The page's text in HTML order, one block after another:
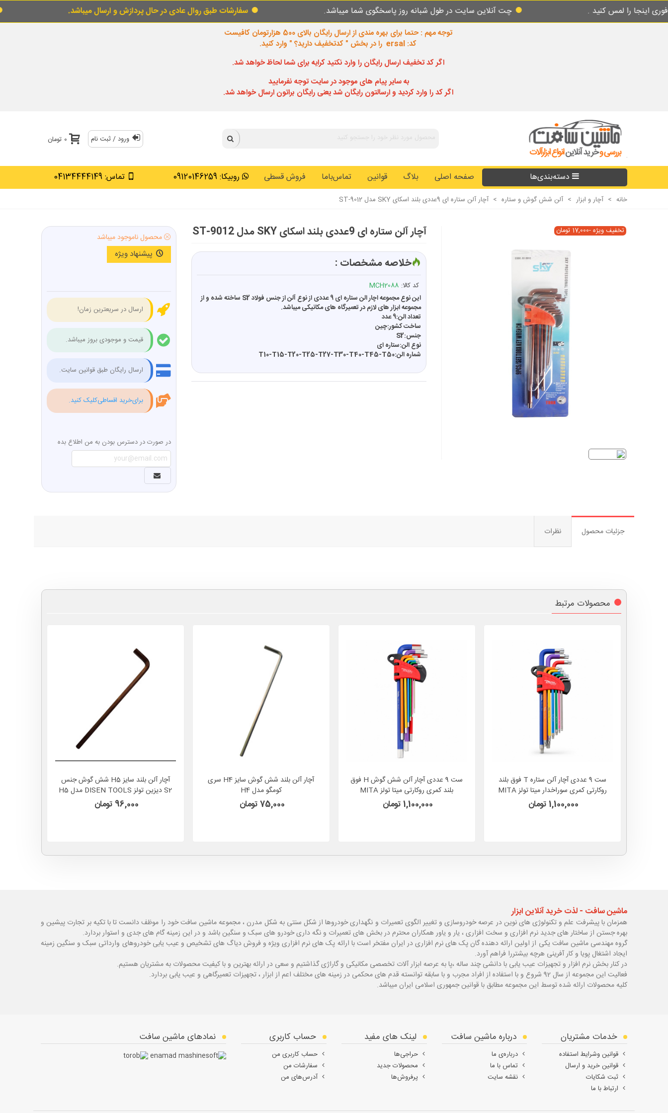
کنید . چت آنلاین سایت در طول شبانه روز پاسخگوی شما میباشد. سفارشات طبق روال عادی در حال پردازش و ارسال میباشد.
برای خرید
توجه مهم : حتما برای بهره مندی از ارسال رایگان بالای 500 هزارتومان کافیست
کد: ersal را در بخش " کدتخفیف دارید؟ " وارد کنید.
اگر کد تخفیف ارسال رایگان را وارد نکنید کرایه برای شما لحاظ خواهد شد.
به سایر پیام های موجود در سایت توجه نفرمایید
اگر کد را وارد کردید و ارسالتون رایگان شد یعنی رایگان براتون ارسال خواهد شد.
ورود / ثبت نام 0 تومان
دسته‌بندی‌ها روبیکا: 09120146259 تماس: 04134444149 صفحه اصلی بلاگ قوانین تماس‌باما فروش قسطی
خانه > آچار و ابزار > آلن شش گوش و ستاره > آچار آلن ستاره ای 9عددی بلند اسکای SKY مدل ST-9012
تخفیف ویژه-17,000 تومان
آچار آلن ستاره ای 9عددی بلند اسکای SKY مدل ST-9012
خلاصه مشخصات :
کد کالا: MCH2088
این نوع مجموعه اچار الن ستاره ای 9 عددی از نوع آلن از جنس فولاد S2 ساخته شده و از
مجموعه ابزار های لازم در تعمیرگاه های مکانیکی میباشد.
تعداد الن:9 عدد
ساخت کشور:چین
جنس:S2
نوع الن:ستاره ای
شماره الن:T10-T15-T20-T25-T27-T30-T40-T45-T50
محصول ناموجود میباشد
پیشنهاد ویژه
ارسال در سریعترین زمان!
قیمت و موجودی بروز میباشد.
ارسال رایگان طبق قوانین سایت.
برای‌خرید اقساطی‌کلیک کنید.
در صورت در دسترس بودن به من اطلاع بده
جزئیات محصول نظرات
محصولات مرتبط
ست 9 عددی آچار آلن ستاره T فوق بلند
روکارتی کمری سوراخدار میتا تولز MITA
TOOLS مدل HY6001L
1,100,000 تومان
ست 9 عددی آچار آلن شش گوش H فوق
بلند کمری روکارتی میتا تولز MITA
TOOLS مدل HY6006L
1,100,000 تومان
آچار آلن بلند شش گوش سایز H4 سری
کومگو مدل H4
75,000 تومان
آچار آلن بلند سایز H5 شش گوش جنس
S2 دیزین تولز DISEN TOOLS مدل H5
96,000 تومان
ماشین سافت - لذت خرید آنلاین ابزار
همزمان با پیشرفت علم و تکنولوژی های نوین در عرصه خودروسازی و تغییر الگوی تعمیرات و نگهداری خودروها از شکل سنتی به شکل مدرن ، مجموعه ماشین سافت خود را موظف دانست تا با تکیه بر تجارت پیشین و
بهره جستن از ساختار های جدید نرم افزاری و سخت افزاری ، یار و یاور همکاران محترم در بخش های تعمیرات و نگه داری خودرو های سبک و سنگین باشد و در این زمینه گام های جدی و استوار بردارد.
گروه مهندسی ماشین سافت یکی از اولین ارائه دهنده گان پک های نرم افزاری در ایران مفتخر است با ارائه پک های نرم افزاری ویژه و فروش دیاگ های تشخیص و عیب یابی خودروهای وارداتی سبک و سنگین زمینه
ایجاد اشتغال پویا و کار آفرینی هرچه بیشتررا فراهم آورد.
در کنار بخش نرم افزار و تجهیزات عیب یابی با دانشی چند ساله ،پابه عرصه ابزار آلات تخصصی مکانیکی و گاراژی گذاشتیم و سعی در ارائه بهترین و با کیفیت محصولات به مشتریان هستیم.
فعالیت این مجموعه از سال 92 شروع و با استفاده از افراد مجرب و با سابقه توانسته قدم های محکمی در زمینه های مختلف اعم از ابزار ، تجهیزات تعمیرگاهی و عیب یابی بردارد.
کلیه محصولات ارائه شده توسط این مجموعه مطابق با قوانین جمهوری اسلامی ایران میباشد.
خدمات مشتریان
قوانین وشرایط استفاده
قوانین خرید و ارسال
ثبت شکایات
ارتباط با ما
درباره ماشین سافت
درباره‌ی ما
تماس با ما
نقشه سایت
لینک های مفید
حراجی‌ها
محصولات جدید
پرفروش‌ها
حساب کاربری
حساب کاربری من
سفارشات من
آدرس‌های من
نمادهای ماشین سافت